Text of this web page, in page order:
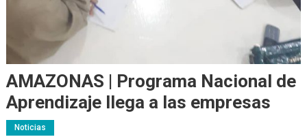
AMAZONAS | Programa Nacional de
Aprendizaje llega a las empresas
Noticias